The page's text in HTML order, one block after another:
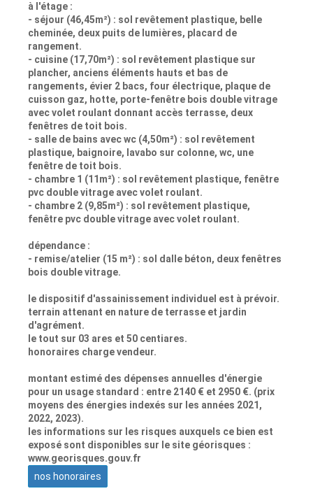
à l'étage :
- séjour (46,45m²) : sol revêtement plastique, belle
cheminée, deux puits de lumières, placard de
rangement.
- cuisine (17,70m²) : sol revêtement plastique sur
plancher, anciens éléments hauts et bas de
rangements, évier 2 bacs, four électrique, plaque de
cuisson gaz, hotte, porte-fenêtre bois double vitrage
avec volet roulant donnant accès terrasse, deux
fenêtres de toit bois.
- salle de bains avec wc (4,50m²) : sol revêtement
plastique, baignoire, lavabo sur colonne, wc, une
fenêtre de toit bois.
- chambre 1 (11m²) : sol revêtement plastique, fenêtre
pvc double vitrage avec volet roulant.
- chambre 2 (9,85m²) : sol revêtement plastique,
fenêtre pvc double vitrage avec volet roulant.
dépendance :
- remise/atelier (15 m²) : sol dalle béton, deux fenêtres
bois double vitrage.
le dispositif d'assainissement individuel est à prévoir.
terrain attenant en nature de terrasse et jardin
d'agrément.
le tout sur 03 ares et 50 centiares.
honoraires charge vendeur.
montant estimé des dépenses annuelles d'énergie
pour un usage standard : entre 2140 € et 2950 €. (prix
moyens des énergies indexés sur les années 2021,
2022, 2023).
les informations sur les risques auxquels ce bien est
exposé sont disponibles sur le site géorisques :
www.georisques.gouv.fr
nos honoraires